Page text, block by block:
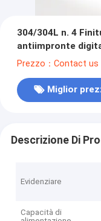
304/304L n. 4
antiimpronte
PVD per
Prezzo：Contact
Miglior
Descrizione Di
Evidenziare
Capacità di